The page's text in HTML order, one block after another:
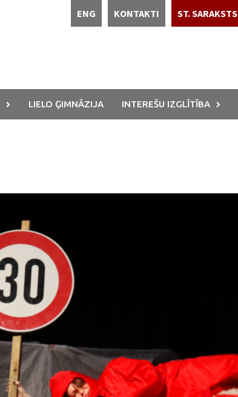
ST. SARAKSTS
KONTAKTI
ENG
LIELO ĢIMNĀZIJA INTEREŠU IZGLĪTĪBA